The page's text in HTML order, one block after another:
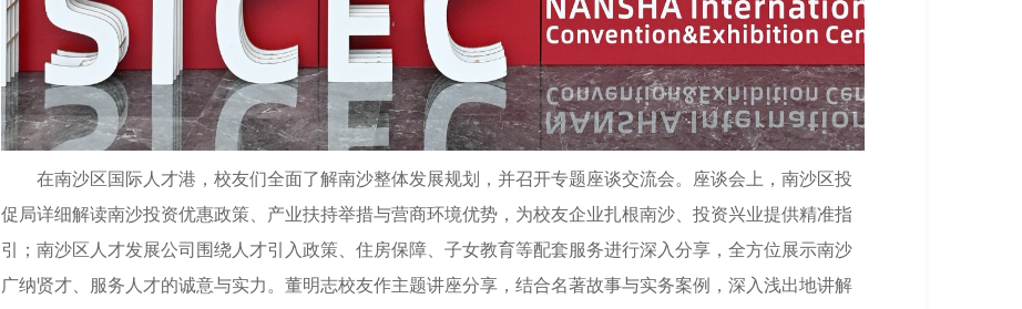
在南沙区国际人才港，校友们全面了解南沙整体发展规划，并召开专题座谈交流会。座谈会上，南沙区投
促局详细解读南沙投资优惠政策、产业扶持举措与营商环境优势，为校友企业扎根南沙、投资兴业提供精准指
引；南沙区人才发展公司围绕人才引入政策、住房保障、子女教育等配套服务进行深入分享，全方位展示南沙
广纳贤才、服务人才的诚意与实力。董明志校友作主题讲座分享，结合名著故事与实务案例，深入浅出地讲解